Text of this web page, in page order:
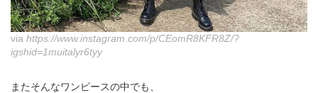
via https://www.instagram.com/p/CEomR8KFR8Z/?
igshid=1muitalyr6tyy
またそんなワンピースの中でも、